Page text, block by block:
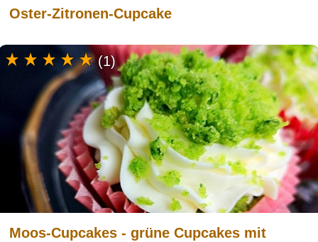
Oster-Zitronen-Cupcake
Moos-Cupcakes - grüne Cupcakes mit
(1)